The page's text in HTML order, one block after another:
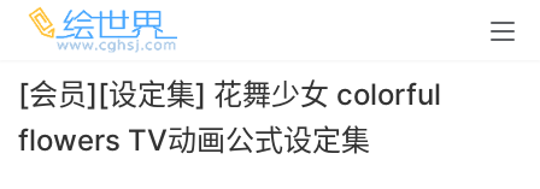
[会员][设定集] 花舞少女 colorful
flowers TV动画公式设定集